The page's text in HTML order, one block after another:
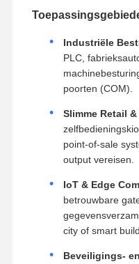
Industriële
PLC,
poorten (COM).
Slimme Retail &
point-of-sale
output vereisen.
IoT & Edge
betrouwbare
city of smart
Beveiligings-